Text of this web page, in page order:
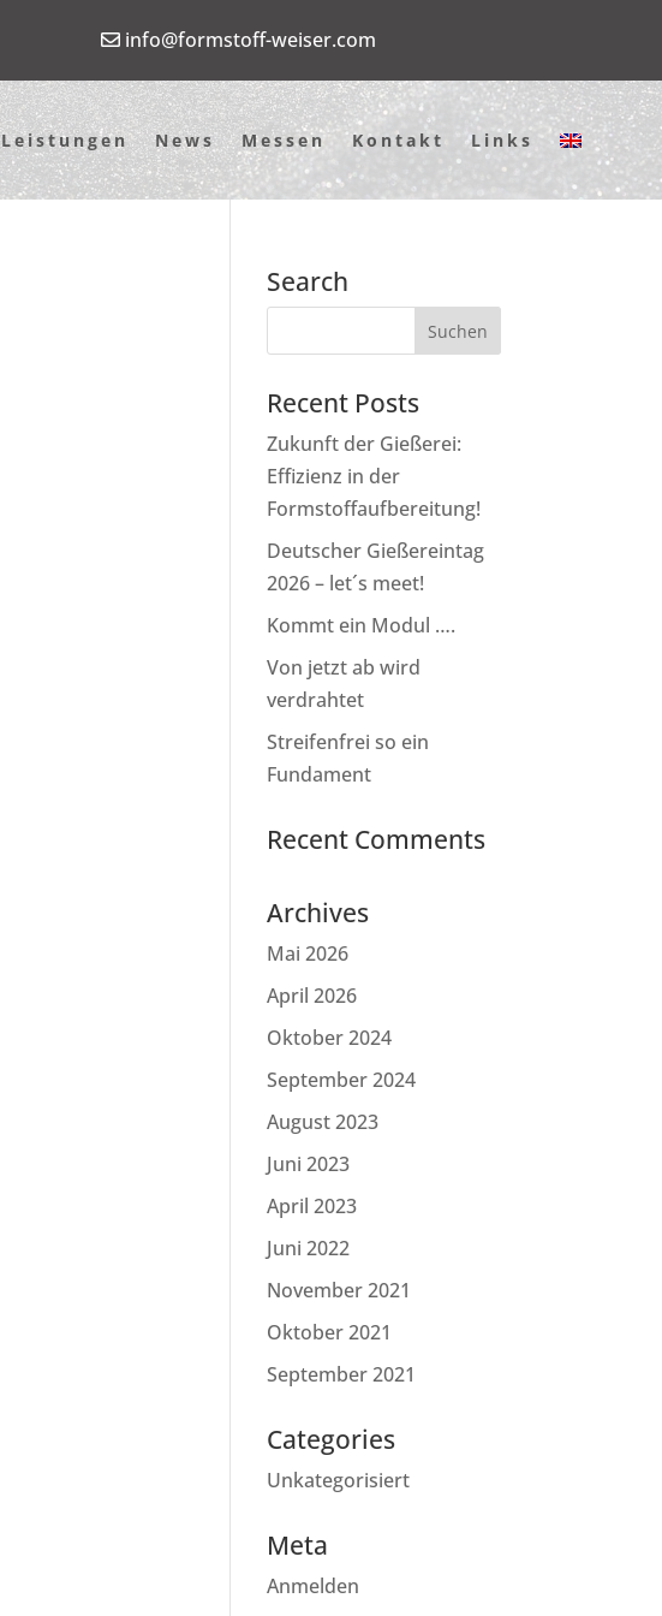
info@formstoff-weiser.com
Leistungen News Messen Kontakt Links
Search
Recent Posts
Zukunft der Gießerei:
Effizienz in der
Formstoffaufbereitung!
Deutscher Gießereintag
2026 – let´s meet!
Kommt ein Modul ….
Von jetzt ab wird
verdrahtet
Streifenfrei so ein
Fundament
Recent Comments
Archives
Mai 2026
April 2026
Oktober 2024
September 2024
August 2023
Juni 2023
April 2023
Juni 2022
November 2021
Oktober 2021
September 2021
Categories
Unkategorisiert
Meta
Anmelden